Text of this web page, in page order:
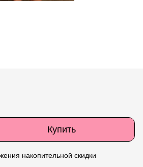
Купить
накопительной скидки